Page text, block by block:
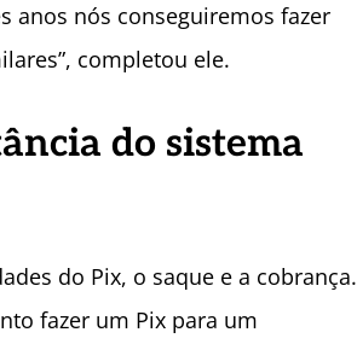
anos nós conseguiremos fazer
completou ele.
do sistema
do Pix, o saque e a cobrança.
fazer um Pix para um